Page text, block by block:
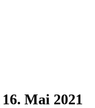
Mai 2021